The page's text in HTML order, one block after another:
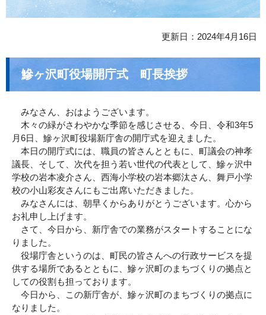
更新日：2024年4月16日
鰺ヶ沢町役場開庁式 町長挨拶
みなさん、おはようございます。
木々の緑がさわやかな季節を感じさせる、今日、令和3年5
月6日、鰺ヶ沢町役場新庁舎の開庁式を迎えました。
本日の開庁式には、職員の皆さんとともに、町議会の神孝
議長、そして、次代を担う若い世代の代表として、鰺ヶ沢中
学校の岩本凌介さん、西海小学校の岩本郷汰さん、舞戸小学
校の小山彩友さんにもご出席いただきました。
みなさんには、朝早くからありがとうございます。心から
お礼申し上げます。
さて、今日から、新庁舎での業務がスタートすることにな
りました。
役場庁舎というのは、町民の皆さんへの行政サービスを提
供する場所であるとともに、鰺ヶ沢町のまちづくりの拠点と
しての役割も担っております。
今日から、この新庁舎が、鰺ヶ沢町のまちづくりの拠点に
なりました。